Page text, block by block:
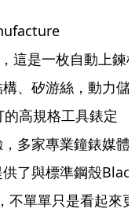
這是一枚自動上鍊
、矽游絲，動力儲
高規格工具錶定
多家專業鐘錶媒體
了與標準鋼殼
不單單只是看起來